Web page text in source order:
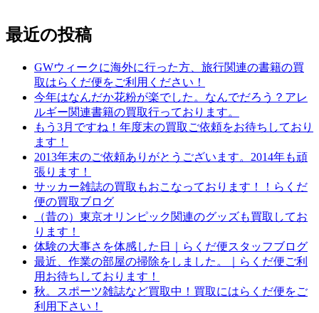
最近の投稿
GWウィークに海外に行った方、旅行関連の書籍の買
取はらくだ便をご利用ください！
今年はなんだか花粉が楽でした。なんでだろう？アレ
ルギー関連書籍の買取行っております。
もう3月ですね！年度末の買取ご依頼をお待ちしており
ます！
2013年末のご依頼ありがとうございます。2014年も頑
張ります！
サッカー雑誌の買取もおこなっております！！らくだ
便の買取ブログ
（昔の）東京オリンピック関連のグッズも買取してお
ります！
体験の大事さを体感した日｜らくだ便スタッフブログ
最近、作業の部屋の掃除をしました。｜らくだ便ご利
用お待ちしております！
秋。スポーツ雑誌など買取中！買取にはらくだ便をご
利用下さい！